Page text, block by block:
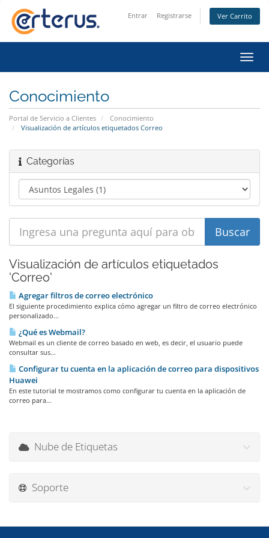
Entrar Registrarse Ver Carrito
Conocimiento
Portal de Servicio a Clientes
Conocimiento
Visualización de artículos etiquetados Correo
Categorías
Visualización de artículos etiquetados
'Correo'
Agregar filtros de correo electrónico
El siguiente procedimiento explica cómo agregar un filtro de correo electrónico
personalizado...
¿Qué es Webmail?
Webmail es un cliente de correo basado en web, es decir, el usuario puede
consultar sus...
Configurar tu cuenta en la aplicación de correo para dispositivos
Huawei
En este tutorial te mostramos como configurar tu cuenta en la aplicación de
correo para...
Nube de Etiquetas
Soporte